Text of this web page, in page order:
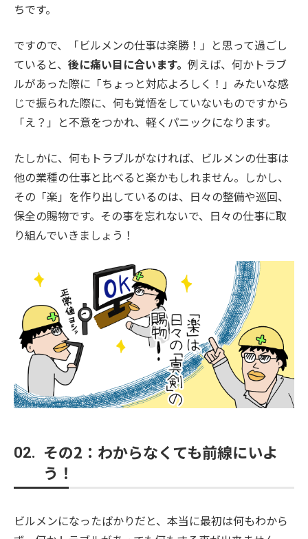
ちです。
ですので、「ビルメンの仕事は楽勝！」と思って過ごし
ていると、 後に痛い目に合います。 例えば、何かトラブ
ルがあった際に「ちょっと対応よろしく！」みたいな感
じで振られた際に、何も覚悟をしていないものですから
「え？」と不意をつかれ、軽くパニックになります。
たしかに、何もトラブルがなければ、ビルメンの仕事は
他の業種の仕事と比べると楽かもしれません。しかし、
その「楽」を作り出しているのは、日々の整備や巡回、
保全の賜物です。その事を忘れないで、日々の仕事に取
り組んでいきましょう！
02. その2：わからなくても前線にいよ
う！
ビルメンになったばかりだと、本当に最初は何もわから